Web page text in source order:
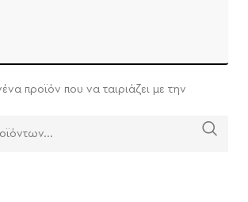
προϊόν που να ταιριάζει με την